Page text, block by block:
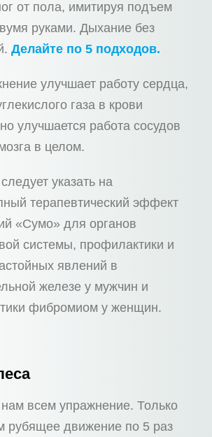
от пола, имитируя подъем
руками. Дыхание без
Делайте по 5 подходов.
улучшает работу сердца,
газа в крови
улучшается работа сосудов
в целом.
указать на
терапевтический эффект
«Сумо» для органов
системы, профилактики и
явлений в
железе у мужчин и
фибромиом у женщин.
всем упражнение. Только
рубящее движение по 5 раз